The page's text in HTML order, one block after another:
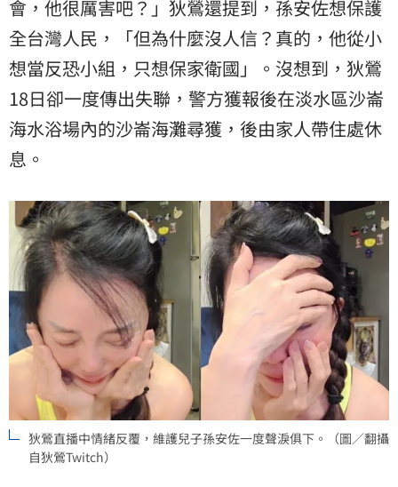
會，他很厲害吧？」狄鶯還提到，孫安佐想保護
全台灣人民，「但為什麼沒人信？真的，他從小
想當反恐小組，只想保家衛國」。沒想到，狄鶯
18日卻一度傳出失聯，警方獲報後在淡水區沙崙
海水浴場內的沙崙海灘尋獲，後由家人帶住處休
息。
狄鶯直播中情緒反覆，維護兒子孫安佐一度聲淚俱下。（圖／翻攝
自狄鶯Twitch）